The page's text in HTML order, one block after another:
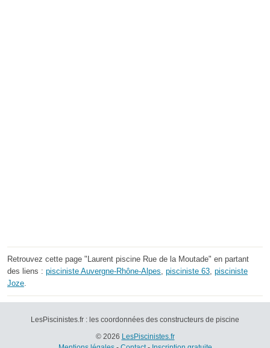
Retrouvez cette page "Laurent piscine Rue de la Moutade" en partant
des liens : pisciniste Auvergne-Rhône-Alpes, pisciniste 63, pisciniste
Joze.
LesPiscinistes.fr : les coordonnées des constructeurs de piscine
© 2026 LesPiscinistes.fr